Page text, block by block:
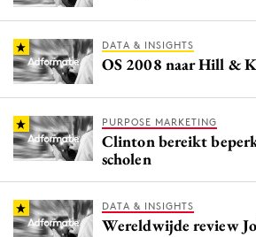
DATA & INSIGHTS
OS 2008 naar Hill &
PURPOSE MARKETING
Clinton bereikt
scholen
DATA & INSIGHTS
Wereldwijde review